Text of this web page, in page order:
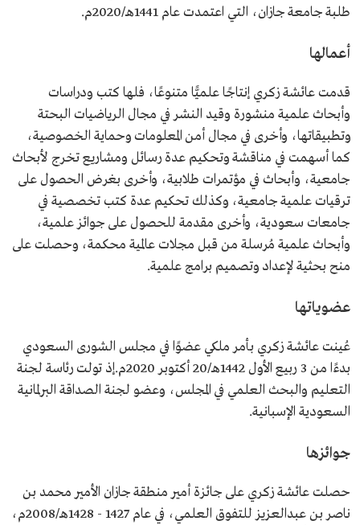
طلبة جامعة جازان، التي اعتمدت عام 1441هـ/2020م.
أعمالها
قدمت عائشة زكري إنتاجًا علميًّا متنوعًا، فلها كتب ودراسات
وأبحاث علمية منشورة وقيد النشر في مجال الرياضيات البحتة
وتطبيقاتها، وأخرى في مجال أمن المعلومات وحماية الخصوصية،
كما أسهمت في مناقشة وتحكيم عدة رسائل ومشاريع تخرج لأبحاث
جامعية، وأبحاث في مؤتمرات طلابية، وأخرى بغرض الحصول على
ترقيات علمية جامعية، وكذلك تحكيم عدة كتب تخصصية في
جامعات سعودية، وأخرى مقدمة للحصول على جوائز علمية،
وأبحاث علمية مُرسلة من قبل مجلات عالمية محكمة، وحصلت على
منح بحثية لإعداد وتصميم برامج علمية.
عضوياتها
عُينت عائشة زكري بأمر ملكي عضوًا في مجلس الشورى السعودي
بدءًا من 3 ربيع الأول 1442هـ/20 أكتوبر 2020م.إذ تولت رئاسة لجنة
التعليم والبحث العلمي في المجلس، وعضو لجنة الصداقة البرلمانية
السعودية الإسبانية.
جوائزها
حصلت عائشة زكري على جائزة أمير منطقة جازان الأمير محمد بن
ناصر بن عبدالعزيز للتفوق العلمي، في عام 1427 - 1428هـ/2008م،